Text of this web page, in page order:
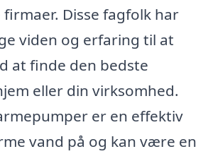
firmaer. Disse fagfolk har
viden og erfaring til at
at finde den bedste
eller din virksomhed.
er en effektiv
vand på og kan være en